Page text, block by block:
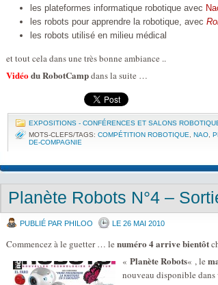
les plateformes informatique robotique avec
les robots pour apprendre la robotique, avec
les robots utilisé en milieu médical
et tout cela dans une très bonne ambiance ..
Vidéodu RobotCampdans la suite …
EXPOSITIONS - CONFÉRENCES ET SALONS
MOTS-CLEFS/TAGS: COMPÉTITION ROBOTIQUE NAO
DE-COMPAGNIE
Planète Robots N°4 –
PUBLIÉ PAR PHILOO LE 26 MAI 2010
Commencez à le guetter … le numéro 4 arrive bientôt
« Planète Robots« , le
nouveau disponible